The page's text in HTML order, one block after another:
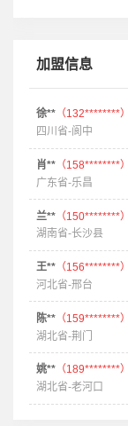
加盟信息
徐**（132********）
四川省-阆中
肖**（158********）
广东省-乐昌
兰**（150********）
湖南省-长沙县
王**（156********）
河北省-邢台
陈**（159********）
湖北省-荆门
姚**（189********）
湖北省-老河口